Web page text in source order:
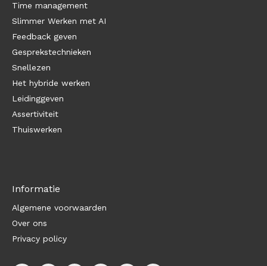
Time management
Slimmer Werken met AI
Feedback geven
Gesprekstechnieken
Snellezen
Het hybride werken
Leidinggeven
Assertiviteit
Thuiswerken
Informatie
Algemene voorwaarden
Over ons
Privacy policy